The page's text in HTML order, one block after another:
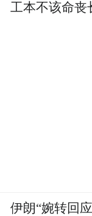
工本不该命丧
伊朗“婉转回